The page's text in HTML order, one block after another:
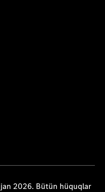
2026. Bütün hüquqlar